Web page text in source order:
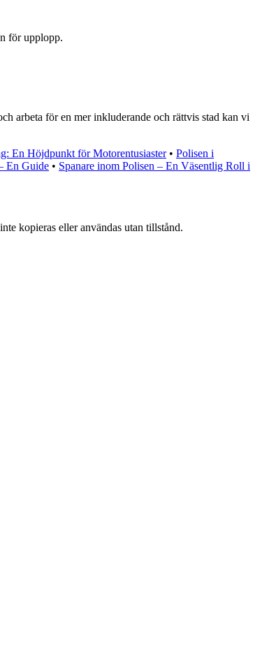
för upplopp.
arbeta för en mer inkluderande och rättvis stad kan vi
En Höjdpunkt för Motorentusiaster• Polisen i
En Guide • Spanare inom Polisen – En Väsentlig Roll i
kopieras eller användas utan tillstånd.